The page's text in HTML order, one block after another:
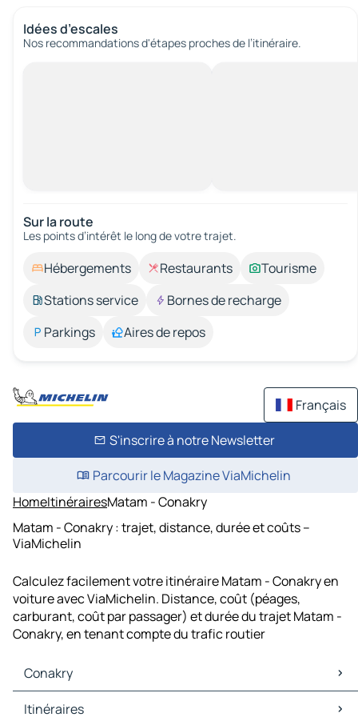
Idées d’escales
Nos recommandations d'étapes proches de l’itinéraire.
Sur la route
Les points d’intérêt le long de votre trajet.
Hébergements Restaurants
Tourisme
Stations service
Bornes de recharge
Parkings
Aires de repos
Français
S'inscrire à notre Newsletter
Parcourir le Magazine ViaMichelin
HomeItinérairesMatam - Conakry
Matam - Conakry : trajet, distance, durée et coûts –
ViaMichelin
Calculez facilement votre itinéraire Matam - Conakry en
voiture avec ViaMichelin. Distance, coût (péages,
carburant, coût par passager) et durée du trajet Matam -
Conakry, en tenant compte du trafic routier
Conakry
Conakry Cartes et plans
Itinéraires